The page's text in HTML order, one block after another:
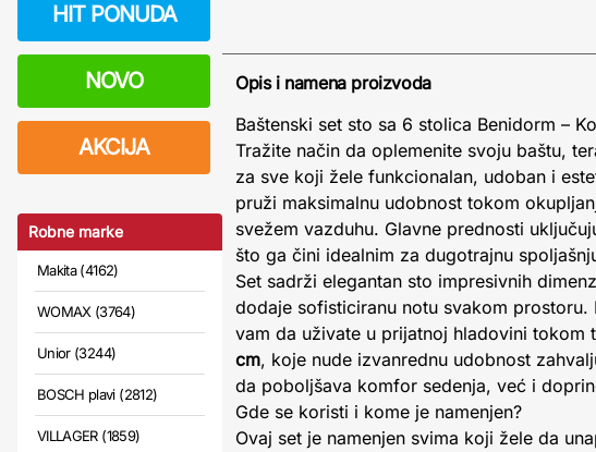
HIT PONUDA
NOVO
AKCIJA
Robne marke
Makita (4162)
WOMAX (3764)
Unior (3244)
BOSCH plavi (2812)
VILLAGER (1859)
Opis i namena proizvoda
Baštenski set sto sa 6 stolica Benidorm –
Tražite način da oplemenite svoju baštu,
za sve koji žele funkcionalan, udoban i
pruži maksimalnu udobnost tokom
svežem vazduhu. Glavne prednosti
što ga čini idealnim za dugotrajnu
Set sadrži elegantan sto impresivnih
dodaje sofisticiranu notu svakom
vam da uživate u prijatnoj hladovini
cm, koje nude izvanrednu udobnost
da poboljšava komfor sedenja, već i
Gde se koristi i kome je namenjen?
Ovaj set je namenjen svima koji žele da